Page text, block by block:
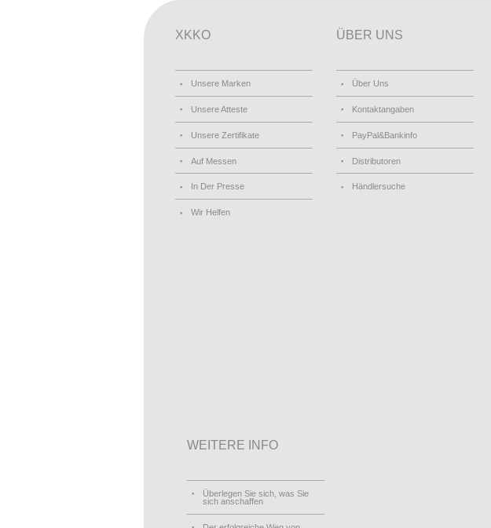
XKKO
Unsere Marken
Unsere Atteste
Unsere Zertifikate
Auf Messen
In Der Presse
Wir Helfen
ÜBER UNS
Über Uns
Kontaktangaben
PayPal&Bankinfo
Distributoren
Händlersuche
WEITERE INFO
Überlegen Sie sich, was Sie
sich anschaffen